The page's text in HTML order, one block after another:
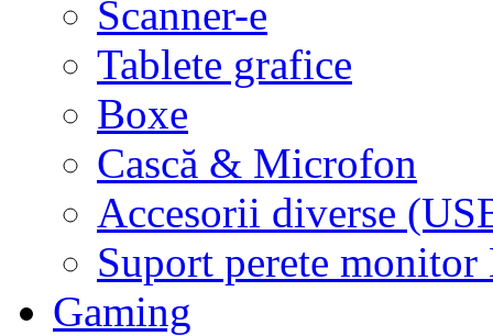
Scanner-e
Tablete grafice
Boxe
Cască & Microfon
Accesorii diverse
Suport perete
Gaming